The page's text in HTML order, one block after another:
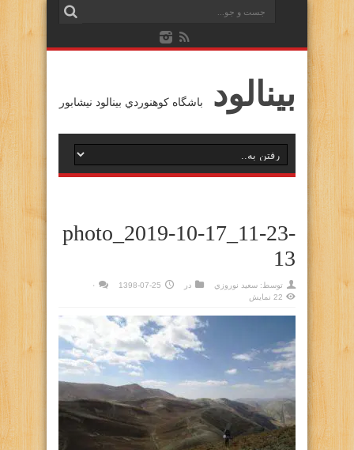
بينالود باشگاه كوهنوردي بينالود نيشابور
photo_2019-10-17_11-23-
13
توسط: سعيد نوروزي در 1398-07-25
۰
22 نمایش